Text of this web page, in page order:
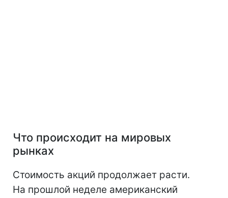
Что происходит на мировых
рынках
Стоимость акций продолжает расти.
На прошлой неделе американский